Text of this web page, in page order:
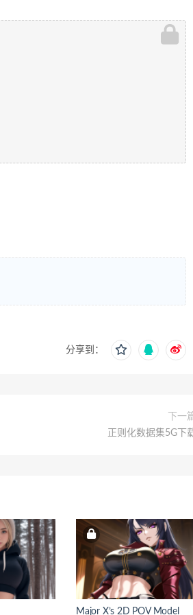
分享到：
下一
正则化数据集5G下
Major X’s 2D POV Model